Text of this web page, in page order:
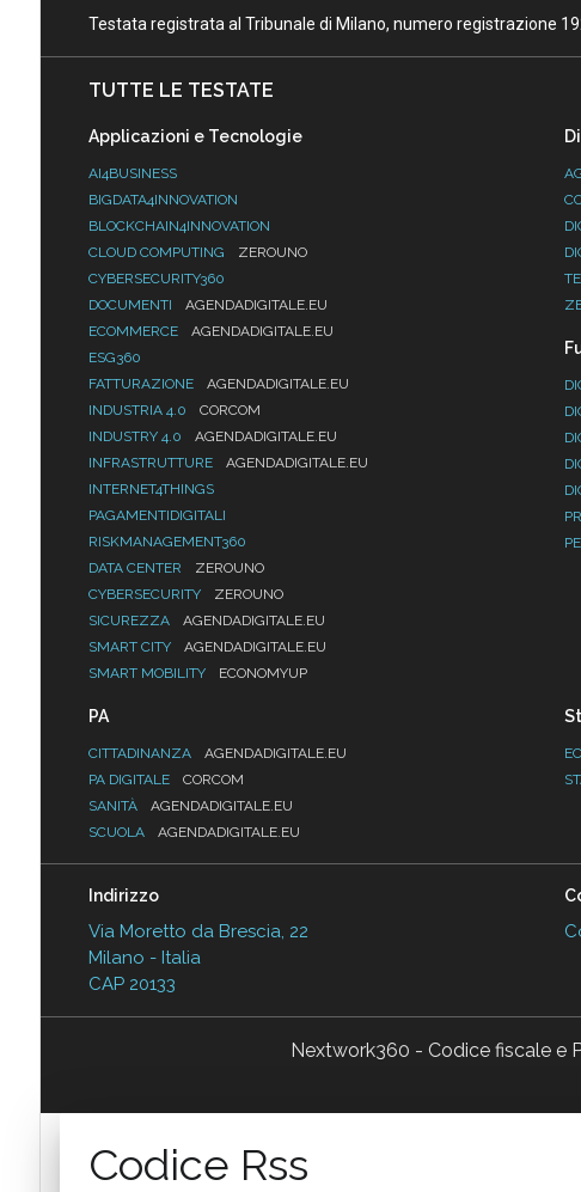
Testata registrata al Tribunale di Milano, numero registrazione
TUTTE LE TESTATE
Applicazioni e Tecnologie
AI4BUSINESS
BIGDATA4INNOVATION
BLOCKCHAIN4INNOVATION
CLOUD COMPUTING
ZEROUNO
CYBERSECURITY360
DOCUMENTI
AGENDADIGITALE.EU
ECOMMERCE
AGENDADIGITALE.EU
ESG360
FATTURAZIONE
AGENDADIGITALE.EU
INDUSTRIA 4.0
CORCOM
INDUSTRY 4.0
AGENDADIGITALE.EU
INFRASTRUTTURE
AGENDADIGITALE.EU
INTERNET4THINGS
PAGAMENTIDIGITALI
RISKMANAGEMENT360
DATA CENTER
ZEROUNO
CYBERSECURITY
ZEROUNO
SICUREZZA
AGENDADIGITALE.EU
SMART CITY
AGENDADIGITALE.EU
SMART MOBILITY
ECONOMYUP
PA
CITTADINANZA
AGENDADIGITALE.EU
PA DIGITALE
CORCOM
SANITÀ
AGENDADIGITALE.EU
SCUOLA
AGENDADIGITALE.EU
Indirizzo
Via Moretto da Brescia, 22
Milano - Italia
CAP 20133
Nextwork360 - Codice fiscale e
Codice Rss